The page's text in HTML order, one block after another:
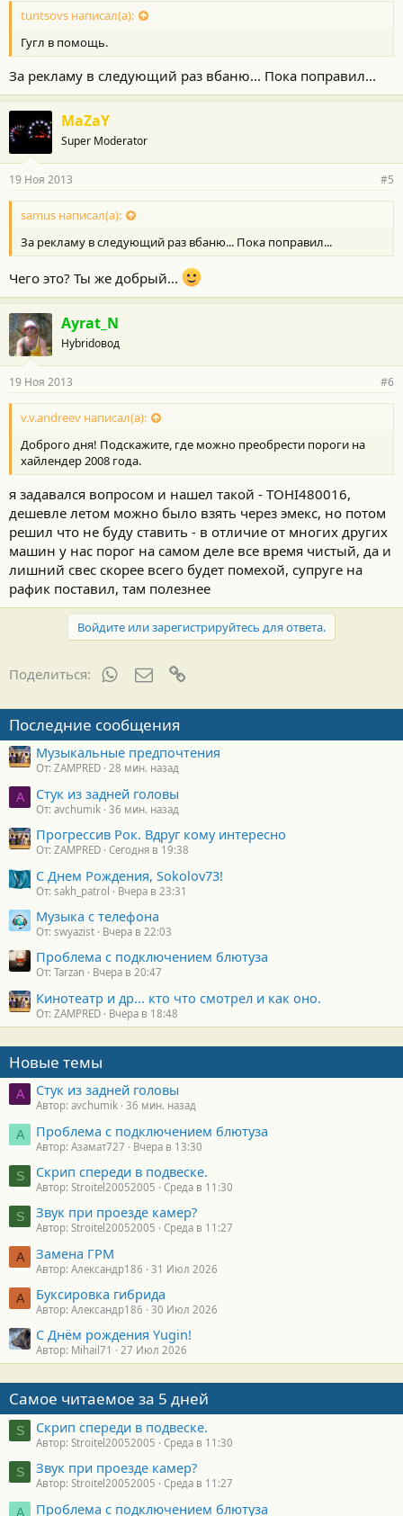
tuntsovs написал(а):
Гугл в помощь.
За рекламу в следующий раз вбаню... Пока поправил...
MaZaY
Super Moderator
19 Ноя 2013 #5
samus написал(а):
За рекламу в следующий раз вбаню... Пока поправил...
Чего это? Ты же добрый...
Ayrat_N
Hybridовод
19 Ноя 2013 #6
v.v.andreev написал(а):
Доброго дня! Подскажите, где можно преобрести пороги на
хайлендер 2008 года.
я задавался вопросом и нашел такой - TOHI480016,
дешевле летом можно было взять через эмекс, но потом
решил что не буду ставить - в отличие от многих других
машин у нас порог на самом деле все время чистый, да и
лишний свес скорее всего будет помехой, супруге на
рафик поставил, там полезнее
Войдите или зарегистрируйтесь для ответа.
Поделиться: WhatsAppЭлектронная почта
Последние сообщения
Музыкальные предпочтения
От: ZAMPRED 28 мин. назад
A Стук из задней головы
От: avchumik 36 мин. назад
Прогрессив Рок. Вдруг кому интересно
От: ZAMPRED Сегодня в 19:38
С Днем Рождения, Sokolov73!
От: sakh_patrol Вчера в 23:31
Музыка с телефона
От: swyazist Вчера в 22:03
Проблема с подключением блютуза
От: Tarzan Вчера в 20:47
Кинотеатр и др... кто что смотрел и как оно.
От: ZAMPRED Вчера в 18:48
Новые темы
A Стук из задней головы
Автор: avchumik 36 мин. назад
А Проблема с подключением блютуза
Автор: Азамат727 Вчера в 13:30
S Скрип спереди в подвеске.
Автор: Stroitel20052005 Среда в 11:30
S Звук при проезде камер?
Автор: Stroitel20052005 Среда в 11:27
А Замена ГРМ
Автор: Александр186 31 Июл 2026
А Буксировка гибрида
Автор: Александр186 30 Июл 2026
С Днём рождения Yugin!
Автор: Mihail71 27 Июл 2026
Самое читаемое за 5 дней
S Скрип спереди в подвеске.
Автор: Stroitel20052005 Среда в 11:30
S Звук при проезде камер?
Автор: Stroitel20052005 Среда в 11:27
А Проблема с подключением блютуза